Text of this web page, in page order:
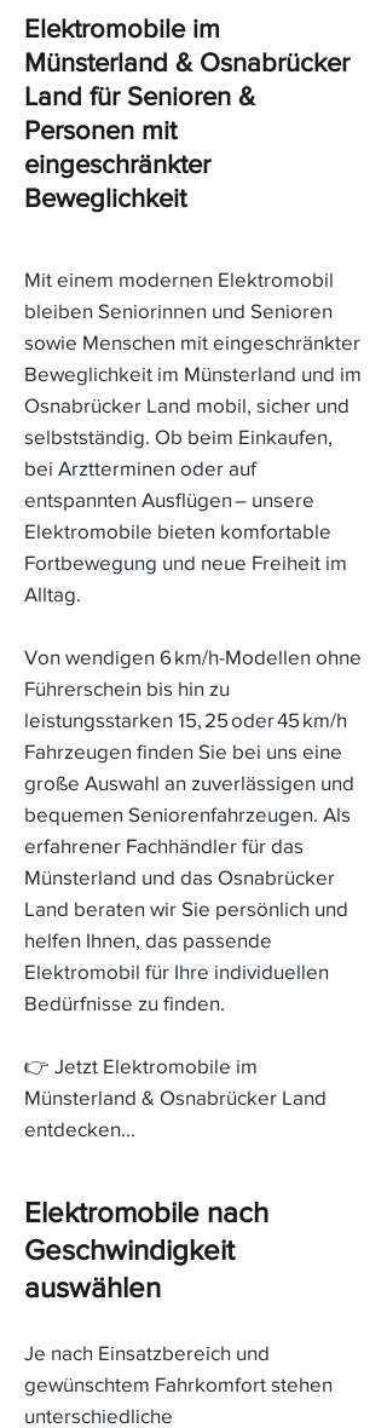
Elektromobile im
Münsterland & Osnabrücker
Land für Senioren &
Personen mit
eingeschränkter
Beweglichkeit
Mit einem modernen Elektromobil
bleiben Seniorinnen und Senioren
sowie Menschen mit eingeschränkter
Beweglichkeit im Münsterland und im
Osnabrücker Land mobil, sicher und
selbstständig. Ob beim Einkaufen,
bei Arztterminen oder auf
entspannten Ausflügen – unsere
Elektromobile bieten komfortable
Fortbewegung und neue Freiheit im
Alltag.
Von wendigen 6 km/h-Modellen ohne
Führerschein bis hin zu
leistungsstarken 15, 25 oder 45 km/h
Fahrzeugen finden Sie bei uns eine
große Auswahl an zuverlässigen und
bequemen Seniorenfahrzeugen. Als
erfahrener Fachhändler für das
Münsterland und das Osnabrücker
Land beraten wir Sie persönlich und
helfen Ihnen, das passende
Elektromobil für Ihre individuellen
Bedürfnisse zu finden.
👉 Jetzt Elektromobile im
Münsterland & Osnabrücker Land
entdecken...
Elektromobile nach
Geschwindigkeit
auswählen
Je nach Einsatzbereich und
gewünschtem Fahrkomfort stehen
unterschiedliche